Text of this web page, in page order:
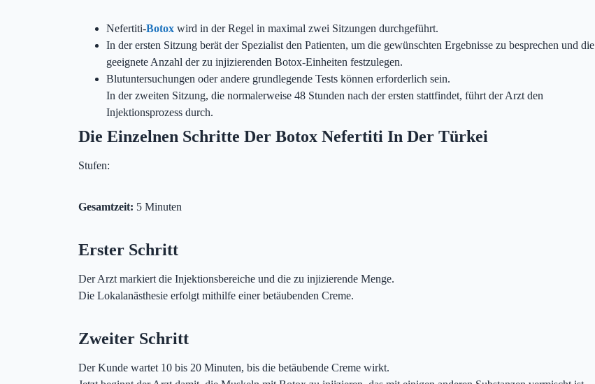
Nefertiti-Botox wird in der Regel in maximal zwei Sitzungen durchgeführt.
In der ersten Sitzung berät der Spezialist den Patienten, um die gewünschten Ergebnisse zu besprechen und die
geeignete Anzahl der zu injizierenden Botox-Einheiten festzulegen.
Blutuntersuchungen oder andere grundlegende Tests können erforderlich sein.
In der zweiten Sitzung, die normalerweise 48 Stunden nach der ersten stattfindet, führt der Arzt den
Injektionsprozess durch.
Die Einzelnen Schritte Der Botox Nefertiti In Der Türkei
Stufen:
Gesamtzeit: 5 Minuten
Erster Schritt
Der Arzt markiert die Injektionsbereiche und die zu injizierende Menge.
Die Lokalanästhesie erfolgt mithilfe einer betäubenden Creme.
Zweiter Schritt
Der Kunde wartet 10 bis 20 Minuten, bis die betäubende Creme wirkt.